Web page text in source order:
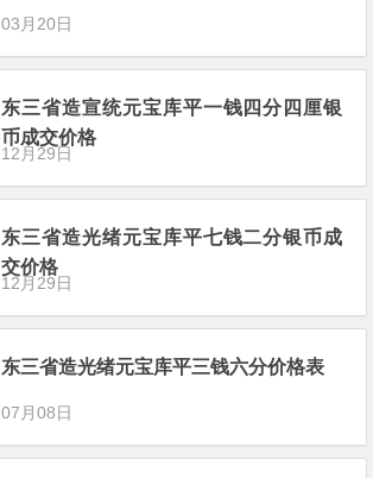
03月20日
东三省造宣统元宝库平一钱四分四厘银
币成交价格
12月29日
东三省造光绪元宝库平七钱二分银币成
交价格
12月29日
东三省造光绪元宝库平三钱六分价格表
07月08日